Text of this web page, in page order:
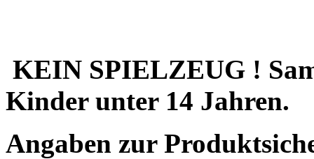
KEIN SPIELZEUG !
Kinder unter 14 Jahren.
Angaben zur